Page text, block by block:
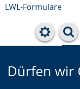
LWL-Formulare
Dürfen wir